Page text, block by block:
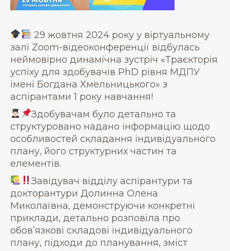
29 жовтня 2024 року у віртуальному
залі Zoom-відеоконференції відбулась
неймовірно динамічна зустріч «Траєкторія
успіху для здобувачів PhD рівня МДПУ
імені Богдана Хмельницького» з
аспірантами 1 року навчання!
Здобувачам було детально та
структуровано надано інформацію щодо
особливостей складання індивідуального
плану, його структурних частин та
елементів.
Завідувач відділу аспірантури та
докторантури Долинна Олена
Миколаївна, демонструючи конкретні
приклади, детально розповіла про
обов’язкові складові індивідуального
плану, підходи до планування, зміст